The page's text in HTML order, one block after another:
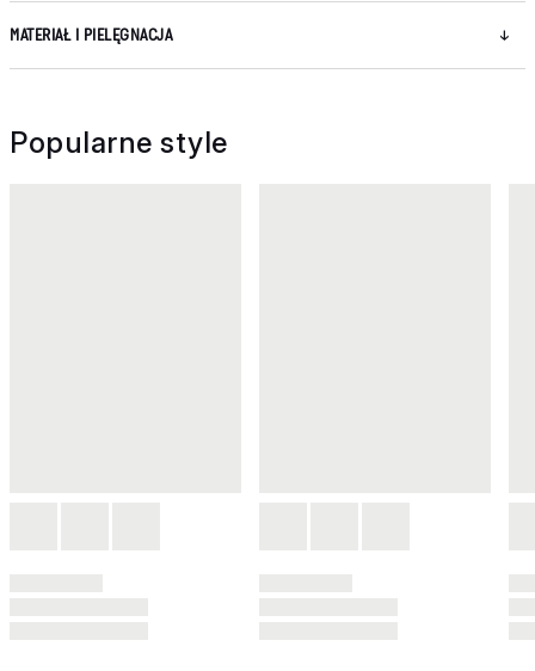
MATERIAŁ I PIELĘGNACJA
Popularne style